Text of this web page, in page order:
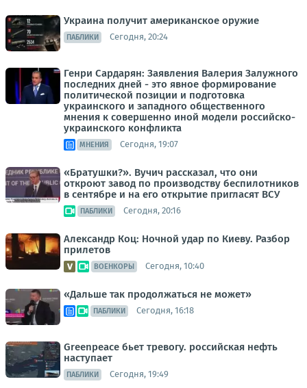
Украина получит американское оружие
ПАБЛИКИ Сегодня, 20:24
Генри Сардарян: Заявления Валерия Залужного
последних дней - это явное формирование
политической позиции и подготовка
украинского и западного общественного
мнения к совершенно иной модели российско-
украинского конфликта
МНЕНИЯ Сегодня, 19:07
«Братушки?». Вучич рассказал, что они
откроют завод по производству беспилотников
в сентябре и на его открытие пригласят ВСУ
ПАБЛИКИ Сегодня, 20:16
Александр Коц: Ночной удар по Киеву. Разбор
прилетов
ВОЕНКОРЫ Сегодня, 10:40
«Дальше так продолжаться не может»
ПАБЛИКИ Сегодня, 16:18
Greenpeace бьет тревогу. российская нефть
наступает
ПАБЛИКИ Сегодня, 19:49